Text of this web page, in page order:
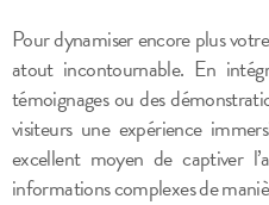
Pour dynamiser encore plus
atout incontournable. En
témoignages ou des
visiteurs une expérience
excellent moyen de captiver
informations complexes de